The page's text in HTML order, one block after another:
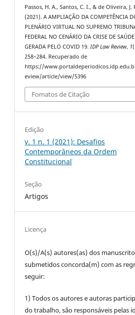
Passos, H. A., Santos, C. I., & de Oliveira, J.
(2021). A AMPLIAÇÃO DA COMPETÊNCIA
PLENÁRIO VIRTUAL NO SUPREMO
FEDERAL NO CENÁRIO DA CRISE DE SAÚDE
GERADA PELO COVID 19.IDP Law Review, 1
258–284. Recuperado de
https://
eview/article/view/5396
Fomatos de Citação
Edição
v. 1 n. 1 (2021): Desafios
Contemporâneos da Ordem
Constitucional
Seção
Artigos
Licença
O(s)/A(s) autores(as) dos
submetidos concorda(m) com as
seguir:
1) Todos os autores e autoras
do trabalho, são responsáveis pelas